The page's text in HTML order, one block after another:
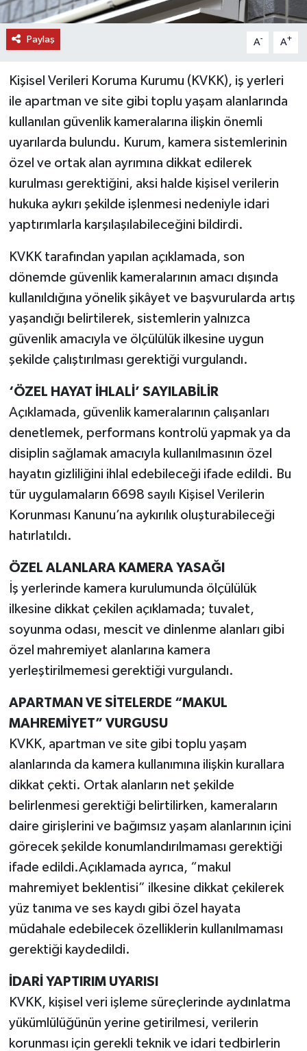
Paylaş A- A+
Kişisel Verileri Koruma Kurumu (KVKK), iş yerleri
ile apartman ve site gibi toplu yaşam alanlarında
kullanılan güvenlik kameralarına ilişkin önemli
uyarılarda bulundu. Kurum, kamera sistemlerinin
özel ve ortak alan ayrımına dikkat edilerek
kurulması gerektiğini, aksi halde kişisel verilerin
hukuka aykırı şekilde işlenmesi nedeniyle idari
yaptırımlarla karşılaşılabileceğini bildirdi.
KVKK tarafından yapılan açıklamada, son
dönemde güvenlik kameralarının amacı dışında
kullanıldığına yönelik şikâyet ve başvurularda artış
yaşandığı belirtilerek, sistemlerin yalnızca
güvenlik amacıyla ve ölçülülük ilkesine uygun
şekilde çalıştırılması gerektiği vurgulandı.
‘ÖZEL HAYAT İHLALİ’ SAYILABİLİR
Açıklamada, güvenlik kameralarının çalışanları
denetlemek, performans kontrolü yapmak ya da
disiplin sağlamak amacıyla kullanılmasının özel
hayatın gizliliğini ihlal edebileceği ifade edildi. Bu
tür uygulamaların 6698 sayılı Kişisel Verilerin
Korunması Kanunu’na aykırılık oluşturabileceği
hatırlatıldı.
ÖZEL ALANLARA KAMERA YASAĞI
İş yerlerinde kamera kurulumunda ölçülülük
ilkesine dikkat çekilen açıklamada; tuvalet,
soyunma odası, mescit ve dinlenme alanları gibi
özel mahremiyet alanlarına kamera
yerleştirilmemesi gerektiği vurgulandı.
APARTMAN VE SİTELERDE “MAKUL
MAHREMİYET” VURGUSU
KVKK, apartman ve site gibi toplu yaşam
alanlarında da kamera kullanımına ilişkin kurallara
dikkat çekti. Ortak alanların net şekilde
belirlenmesi gerektiği belirtilirken, kameraların
daire girişlerini ve bağımsız yaşam alanlarının içini
görecek şekilde konumlandırılmaması gerektiği
ifade edildi.Açıklamada ayrıca, “makul
mahremiyet beklentisi” ilkesine dikkat çekilerek
yüz tanıma ve ses kaydı gibi özel hayata
müdahale edebilecek özelliklerin kullanılmaması
gerektiği kaydedildi.
İDARİ YAPTIRIM UYARISI
KVKK, kişisel veri işleme süreçlerinde aydınlatma
yükümlülüğünün yerine getirilmesi, verilerin
korunması için gerekli teknik ve idari tedbirlerin
YAZARLAR